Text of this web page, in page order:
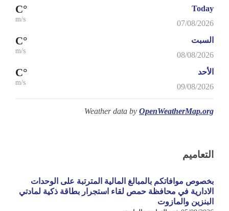
Today
07/08/2026
°C
m/s
السبت
08/08/2026
°C
m/s
الأحد
09/08/2026
°C
m/s
Weather data by OpenWeatherMap.org
التعاميم
بخصوص موافاتكم بالمبالغ المالية المترتبة على الوحدات
الادارية في محافظة حمص لقاء استجرار بطاقة ذكية لمادتي
البنزين والمازوت